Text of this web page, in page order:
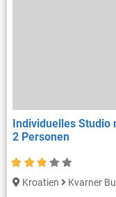
Individuelles
2 Personen
Kroatien Kvarner